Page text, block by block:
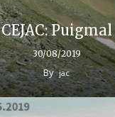
CEJAC: Puigmal
30/08/2019
By jac